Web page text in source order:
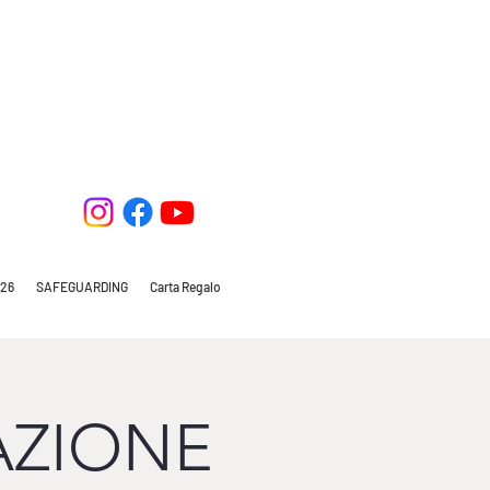
SAFEGUARDING Carta Regalo